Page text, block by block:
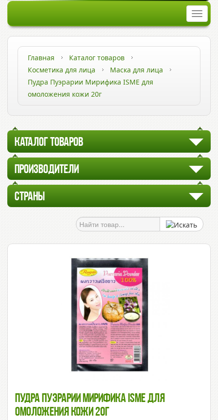
Главная
Каталог товаров
Косметика для лица
Маска для лица
Пудра Пуэрарии Мирифика ISME для
омоложения кожи 20г
КАТАЛОГ ТОВАРОВ
ПРОИЗВОДИТЕЛИ
СТРАНЫ
Пудра Пуэрарии Мирифика ISME Для
Омоложения Кожи 20г